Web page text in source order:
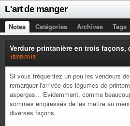
L'art de manger
Notes Catégories Archives Tags
Verdure printanière en trois façons,
15/05/2015
Si vous fréquentez un peu les vendeurs
remarquer l'arrivée des légumes de
asperges... Evidemment, comme
sommes empressés de les mettre au
diverses façons.